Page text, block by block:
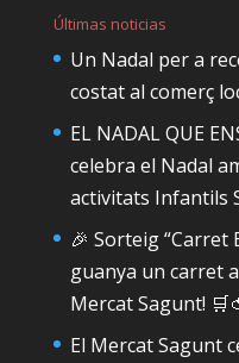
Últimas noticias
Un Nadal per a
costat al comerç
EL NADAL QUE
celebra el Nadal
activitats Infantils
🎉 Sorteig “Carret
guanya un carret
Mercat Sagunt!
El Mercat Sagunt